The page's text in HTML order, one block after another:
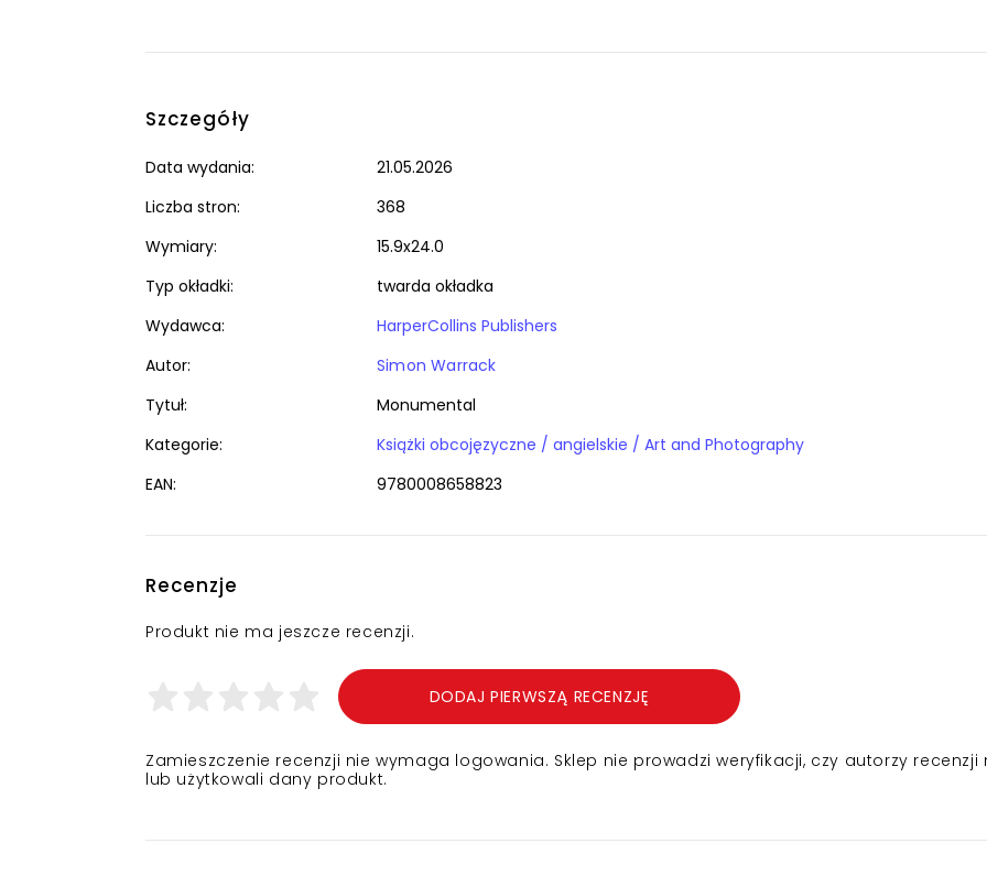
Szczegóły
Data wydania:
21.05.2026
Liczba stron:
368
Wymiary:
15.9x24.0
Typ okładki:
twarda okładka
Wydawca:
HarperCollins Publishers
Autor:
Simon Warrack
Tytuł:
Monumental
Kategorie:
Książki obcojęzyczne / angielskie / Art and Photography
EAN:
9780008658823
Recenzje
Produkt nie ma jeszcze recenzji.
DODAJ PIERWSZĄ RECENZJĘ
Zamieszczenie recenzji nie wymaga logowania. Sklep nie prowadzi weryfikacji, czy autorzy recenzji
lub użytkowali dany produkt.